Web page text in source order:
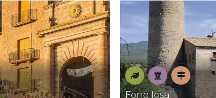
NaturaPatrimoni
Pobles
Fonollosa